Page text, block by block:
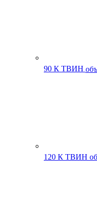
90 К ТВИН
120 К ТВИН